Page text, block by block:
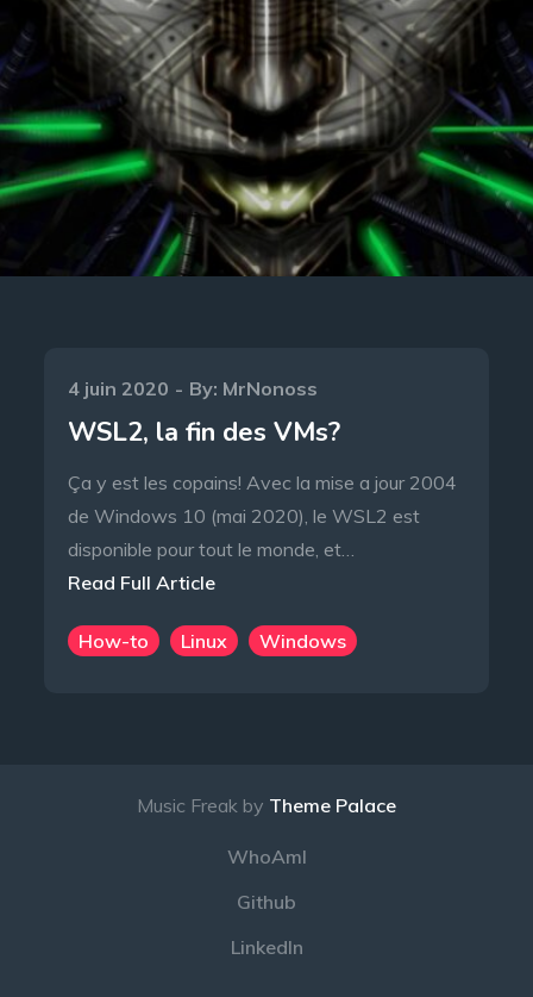
Posted
on
4 juin 2020 By: MrNonoss
WSL2, la fin des VMs?
Ça y est les copains! Avec la mise a jour 2004
de Windows 10 (mai 2020), le WSL2 est
disponible pour tout le monde, et…
Read Full Article
How-to Linux Windows
Music Freak by Theme Palace
WhoAmI
Github
LinkedIn